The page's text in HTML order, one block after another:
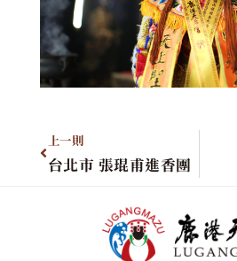
上一則
台北市 張琨甫進香團